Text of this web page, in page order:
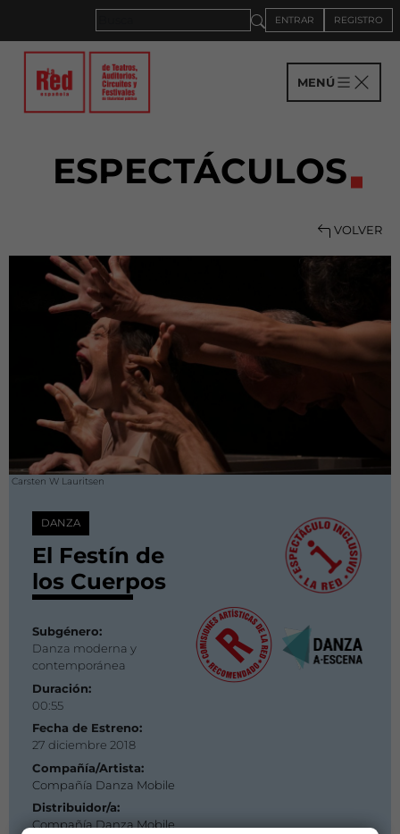
ENTRAR REGISTRO
MENÚ
ESPECTÁCULOS
VOLVER
Carsten W Lauritsen
DANZA
El Festín de
los Cuerpos
Subgénero:
Danza moderna y
contemporánea
Duración:
00:55
Fecha de Estreno:
27 diciembre 2018
Compañía/Artista:
Compañía Danza Mobile
Distribuidor/a:
Compañía Danza Mobile